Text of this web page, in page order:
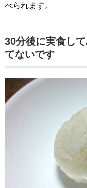
べられます。
30分後に実食し
てないです